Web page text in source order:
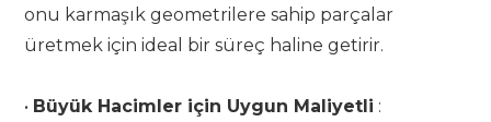
onu karmaşık geometrilere sahip parçalar
üretmek için ideal bir süreç haline getirir.
• Büyük Hacimler için Uygun Maliyetli :